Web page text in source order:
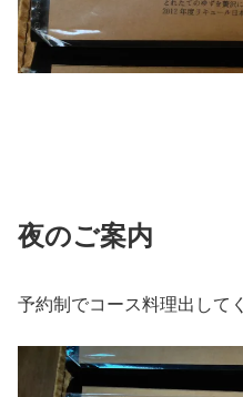
夜のご案内
予約制でコース料理出して